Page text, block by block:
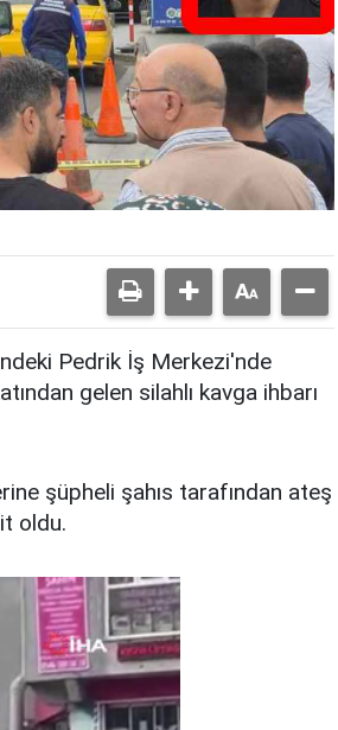
Pedrik İş Merkezi'nde
gelen silahlı kavga ihbarı
şüpheli şahıs tarafından ateş
oldu.